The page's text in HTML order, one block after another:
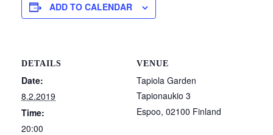
ADD TO CALENDAR
DETAILS
Date:
8.2.2019
Time:
20:00
VENUE
Tapiola Garden
Tapionaukio 3
Espoo, 02100 Finland